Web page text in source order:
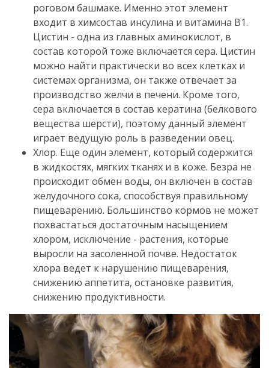
роговом башмаке. Именно этот элемент
входит в химсостав инсулина и витамина В1.
Цистин - одна из главных аминокислот, в
состав которой тоже включается сера. Цистин
можно найти практически во всех клетках и
системах организма, он также отвечает за
производство желчи в печени. Кроме того,
сера включается в состав кератина (белкового
вещества шерсти), поэтому данный элемент
играет ведущую роль в разведении овец.
Хлор. Еще один элемент, который содержится
в жидкостях, мягких тканях и в коже. Безра не
происходит обмен воды, он включен в состав
желудочного сока, способствуя правильному
пищеварению. Большинство кормов не может
похвастаться достаточным насыщением
хлором, исключение - растения, которые
выросли на засоленной почве. Недостаток
хлора ведет к нарушению пищеварения,
снижению аппетита, остановке развития,
снижению продуктивности.